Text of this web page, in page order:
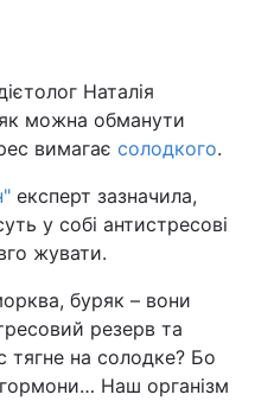
Наталія
можна обманути
вимагає солодкого.
експерт зазначила,
у собі антистресові
жувати.
буряк – вони
резерв та
тягне на солодке? Бо
Наш організм